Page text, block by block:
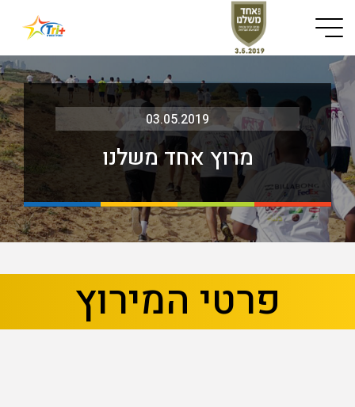
Button used only for devices with a small screen
03.05.2019
מרוץ אחד משלנו
פרטי המירוץ